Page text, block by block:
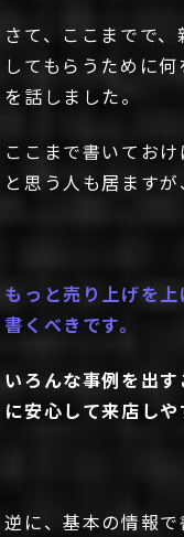
さて、ここまでで
してもらうために
を話しました。
ここまで書いてお
と思う人も居ますが
もっと売り上げを
書くべきです。
いろんな事例を出
に安心して来店しや
逆に、基本の情報